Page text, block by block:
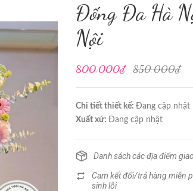
Đống Đa Hà
Nội
800.000₫ 850.000₫
Chi tiết thiết kế: Đang cập nhật
Xuất xứ: Đang cập nhật
Danh sách các địa điểm
Cam kết đổi/trả hàng miễn
sinh lỗi